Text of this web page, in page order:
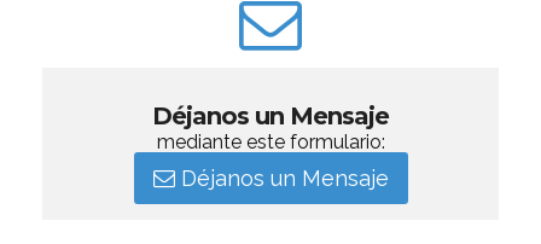
Déjanos un Mensaje
mediante este formulario:
Déjanos un Mensaje